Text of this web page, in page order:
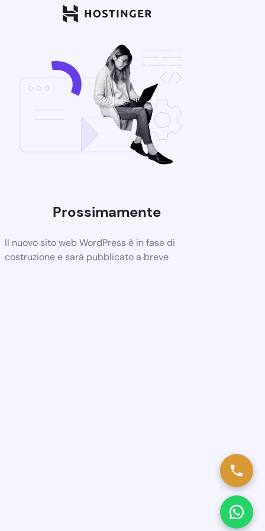
Prossimamente
Il nuovo sito web WordPress è in fase di
costruzione e sarà pubblicato a breve